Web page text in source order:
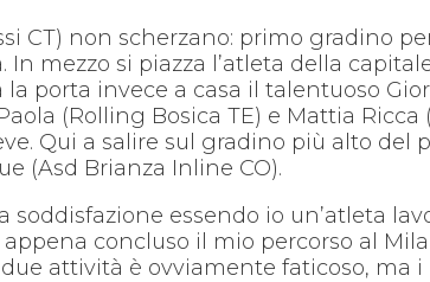
CT) non scherzano: primo gradino
mezzo si piazza l’atleta della
porta invece a casa il talentuoso
(Rolling Bosica TE) e Mattia
Qui a salire sul gradino più alto del
(Asd Brianza Inline CO).
essendo io un’atleta
concluso il mio percorso al
attività è ovviamente faticoso, ma